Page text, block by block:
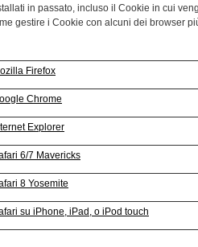
in passato, incluso il Cookie in cui
gestire i Cookie con alcuni dei browser
Firefox
Chrome
Explorer
6/7 Mavericks
8 Yosemite
su iPhone, iPad, o iPod touch